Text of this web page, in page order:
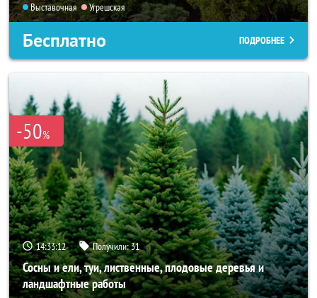
Выставочная Угрешская
Бесплатно ПОДРОБНЕЕ
-50%
14:33:10 Получили:31
Сосны и ели, туи, лиственные, плодовые деревья и
ландшафтные работы